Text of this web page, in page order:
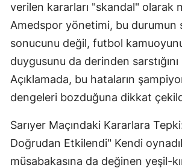
verilen kararları "skandal" olarak
Amedspor yönetimi, bu durumun
sonucunu değil, futbol
duygusunu da derinden
Açıklamada, bu hataların
dengeleri bozduğuna dikkat
Sarıyer Maçındaki Kararlara
Doğrudan Etkilendi" Kendi
müsabakasına da değinen yeşil-